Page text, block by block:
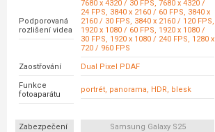
Podporovaná
rozlišení videa
7680 x 4320 / 30 FPS, 7680 x 4320 /
24 FPS, 3840 x 2160 / 60 FPS, 3840 x
2160 / 30 FPS, 3840 x 2160 / 120 FPS,
1920 x 1080 / 60 FPS, 1920 x 1080 /
30 FPS, 1920 x 1080 / 240 FPS, 1280 x
720 / 960 FPS
Zaostřování Dual Pixel PDAF
Funkce
fotoaparátu
portrét, panorama, HDR, blesk
Zabezpečení Samsung Galaxy S25